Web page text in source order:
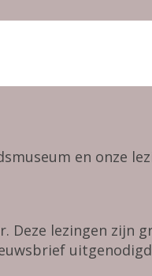
en onze
Deze lezingen zijn